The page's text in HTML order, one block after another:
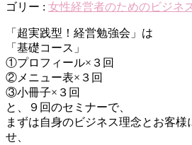
ゴリー : 女性経営者のためのビジネ
「超実践型！経営勉強会」は
「基礎コース」
①プロフィール×３回
②メニュー表×３回
③小冊子×３回
と、９回のセミナーで、
まずは自身のビジネス理念とお客様
せ、